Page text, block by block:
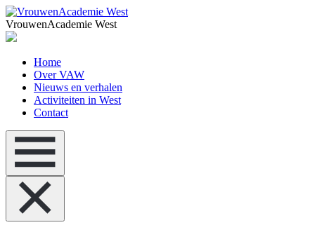
VrouwenAcademie West
Home
Over VAW
Nieuws en verhalen
Activiteiten in West
Contact